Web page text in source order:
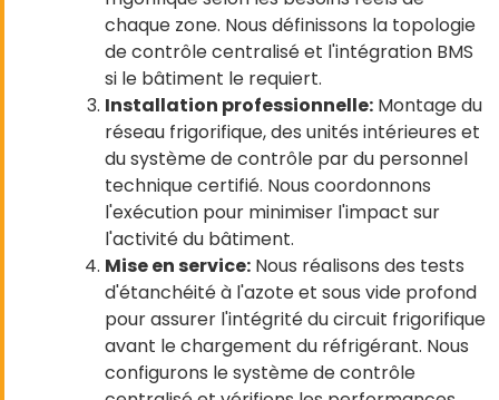
chaque zone. Nous définissons la topologie
de contrôle centralisé et l'intégration BMS
si le bâtiment le requiert.
Installation professionnelle: Montage du
réseau frigorifique, des unités intérieures et
du système de contrôle par du personnel
technique certifié. Nous coordonnons
l'exécution pour minimiser l'impact sur
l'activité du bâtiment.
Mise en service: Nous réalisons des tests
d'étanchéité à l'azote et sous vide profond
pour assurer l'intégrité du circuit frigorifique
avant le chargement du réfrigérant. Nous
configurons le système de contrôle